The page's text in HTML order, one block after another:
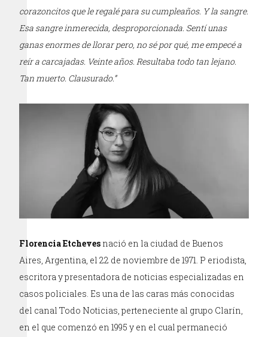
corazoncitos que le regalé para su cumpleaños. Y la sangre.
Esa sangre inmerecida, desproporcionada. Sentí unas
ganas enormes de llorar pero, no sé por qué, me empecé a
reír a carcajadas. Veinte años. Resultaba todo tan lejano.
Tan muerto. Clausurado.”
Florencia Etcheves nació en la ciudad de Buenos
Aires, Argentina, el 22 de noviembre de 1971. P eriodista,
escritora y presentadora de noticias especializadas en
casos policiales. Es una de las caras más conocidas
del canal Todo Noticias, perteneciente al grupo Clarín,
en el que comenzó en 1995 y en el cual permaneció